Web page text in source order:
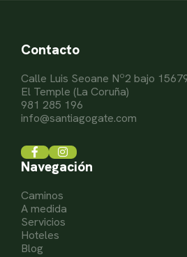
Contacto
Calle Luis Seoane Nº2 bajo
El Temple (La Coruña)
981 285 196
info@santiagogate.com
Navegación
Caminos
A medida
Servicios
Hoteles
Blog